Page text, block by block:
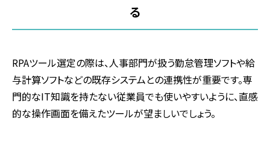
る
RPAツール選定の際は、人事部門が扱う勤怠管理ソフトや給
与計算ソフトなどの既存システムとの連携性が重要です。専
門的なIT知識を持たない従業員でも使いやすいように、直感
的な操作画面を備えたツールが望ましいでしょう。